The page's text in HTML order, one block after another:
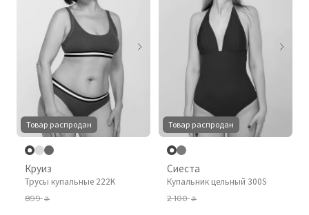
Товар распродан
Круиз
Трусы купальные 222K
899₴
Товар распродан
Сиеста
Купальник цельный 300S
2 100₴